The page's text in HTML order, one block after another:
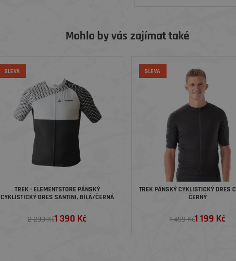
Mohlo by vás zajímat také
SLEVA
TREK - ELEMENTSTORE PÁNSKÝ
CYKLISTICKÝ DRES SANTINI, BÍLÁ/ČERNÁ
2 299 Kč1 390 Kč
SLEVA
TREK PÁNSKÝ CYKLISTICKÝ DRES
ČERNÝ
1 499 Kč1 199 Kč